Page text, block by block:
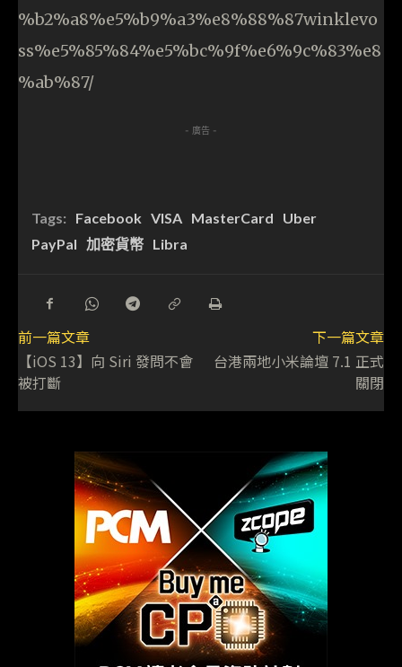
%b2%a8%e5%b9%a3%e8%88%87winklevo
ss%e5%85%84%e5%bc%9f%e6%9c%83%e8
%ab%87/
- 廣告 -
Tags: Facebook VISA MasterCard
Uber
PayPal 加密貨幣 Libra
前一篇文章
【iOS 13】向 Siri 發問不會
被打斷
下一篇文章
台港兩地小米論壇 7.1 正式
關閉